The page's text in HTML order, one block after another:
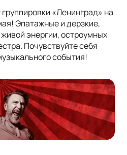
«Ленинград» на
Эпатажные и дерзкие,
энергии, остроумных
Почувствуйте себя
события!